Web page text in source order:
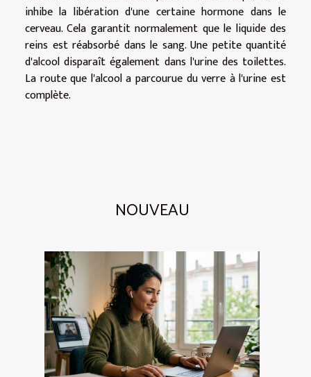
inhibe la libération d'une certaine hormone dans le
cerveau. Cela garantit normalement que le liquide des
reins est réabsorbé dans le sang. Une petite quantité
d'alcool disparaît également dans l'urine des toilettes.
La route que l'alcool a parcourue du verre à l'urine est
complète.
NOUVEAU